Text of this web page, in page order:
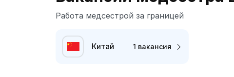
Работа медсестрой за границей
Китай 1 вакансия